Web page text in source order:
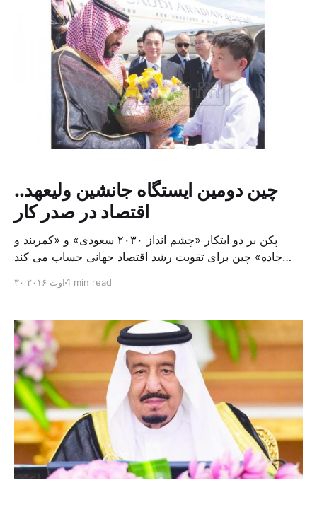
چین دومین ایستگاه جانشین ولیعهد..
اقتصاد در صدر کار
پکن بر دو ابتکار «چشم انداز ۲۰۳۰ سعودی» و «کمربند و
جاده» چین برای تقویت رشد اقتصاد جهانی حساب می کند
معاون دوم رئیس شورای وزیران و وزیر دفاع عربستان
۳۰ اوت ۲۰۱۶ 1 min read